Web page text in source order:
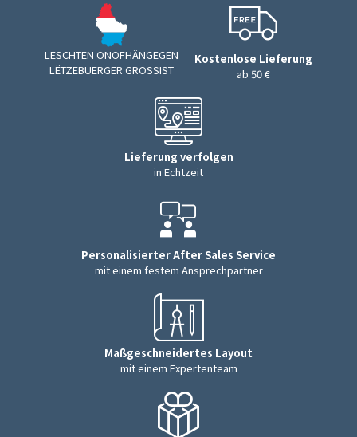
LESCHTEN ONOFHÄNGEGEN
LËTZEBUERGER GROSSIST
Kostenlose Lieferung
ab 50 €
Lieferung verfolgen
in Echtzeit
Personalisierter After Sales Service
mit einem festem Ansprechpartner
Maßgeschneidertes Layout
mit einem Expertenteam